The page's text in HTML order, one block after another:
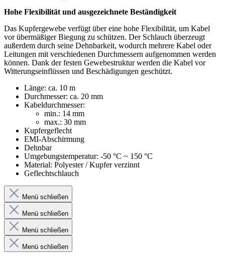
Hohe Flexibilität und ausgezeichnete Beständigkeit
Das Kupfergewebe verfügt über eine hohe Flexibilität, um Kabel
vor übermäßiger Biegung zu schützen. Der Schlauch überzeugt
außerdem durch seine Dehnbarkeit, wodurch mehrere Kabel oder
Leitungen mit verschiedenen Durchmessern aufgenommen werden
können. Dank der festen Gewebestruktur werden die Kabel vor
Witterungseinflüssen und Beschädigungen geschützt.
Länge: ca. 10 m
Durchmesser: ca. 20 mm
Kabeldurchmesser:
min.: 14 mm
max.: 30 mm
Kupfergeflecht
EMI-Abschirmung
Dehnbar
Umgebungstemperatur: -50 °C ~ 150 °C
Material: Polyester / Kupfer verzinnt
Geflechtschlauch
Menü schließen
Menü schließen
Menü schließen
Menü schließen